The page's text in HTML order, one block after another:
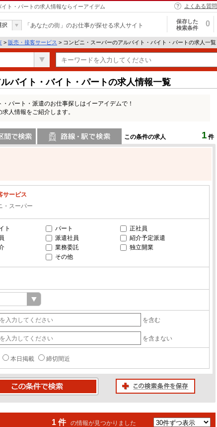
ト・パートの求人情報ならイーアイデム よくある質問
択 「あなたの街」のお仕事が探せる求人サイト
保存した
検索条件
0
> 販売・接客サービス > コンビニ・スーパーのアルバイト・バイト・パートの求人一覧
バイト・バイト・パートの求人情報一覧
パート・派遣のお仕事探しはイーアイデムで！
人情報をご紹介します。
この条件の求人 1 件
サービス
・スーパー
ト パート
正社員
派遣社員
紹介予定派遣
業務委託
独立開業
その他
を含む
を含まない
本日掲載 締切間近
1 件 の情報が見つかりました